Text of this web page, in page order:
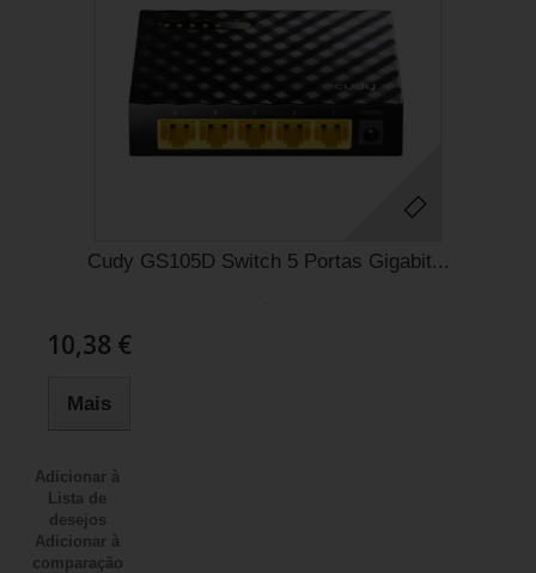
Cudy GS105D Switch 5 Portas Gigabit...
10,38 €
Mais
Adicionar à
Lista de
desejos
Adicionar à
comparação